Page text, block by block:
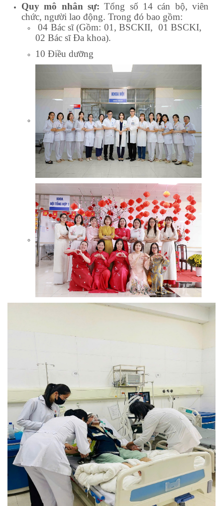
Quy mô nhân sự: Tổng số 14 cán bộ, viên
chức, người lao động. Trong đó bao gồm:
04 Bác sĩ (Gồm: 01, BSCKII, 01 BSCKI,
02 Bác sĩ Đa khoa).
10 Điều dưỡng